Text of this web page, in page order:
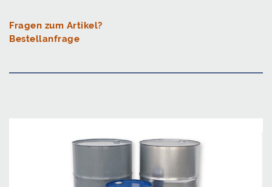
Fragen zum Artikel?
Bestellanfrage